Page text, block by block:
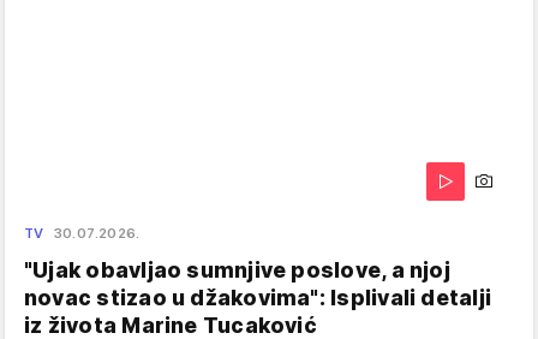
TV 30.07.2026.
"Ujak obavljao sumnjive poslove, a njoj
novac stizao u džakovima": Isplivali detalji
iz života Marine Tucaković